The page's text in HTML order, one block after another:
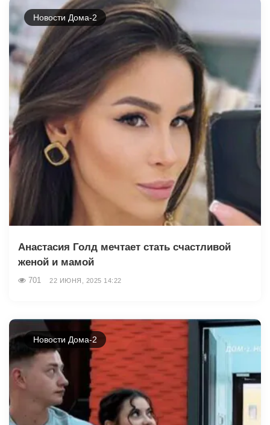
Новости Дома-2
Анастасия Голд мечтает стать счастливой
женой и мамой
701 22 ИЮНЯ, 2025 14:22
Новости Дома-2